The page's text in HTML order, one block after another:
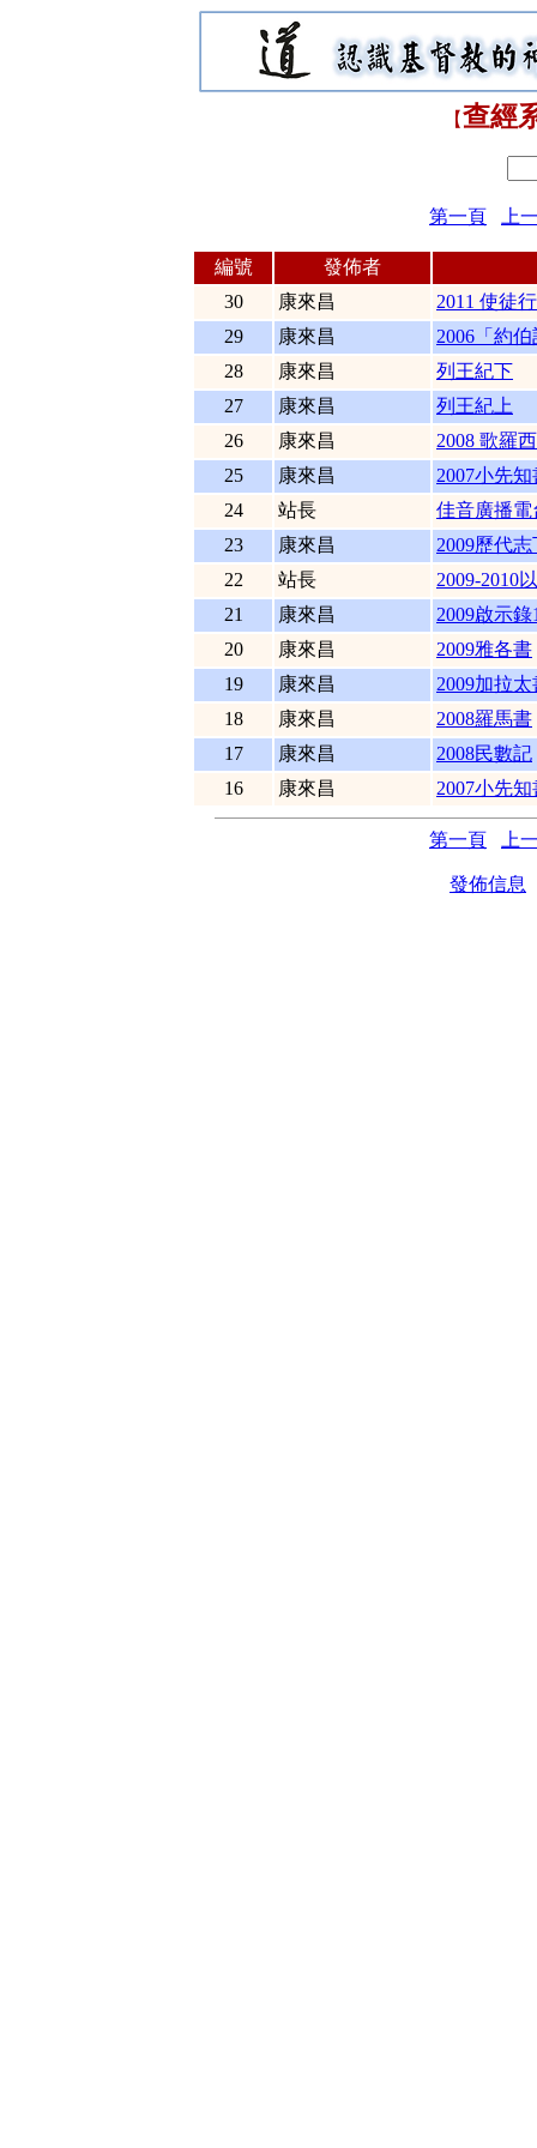
【查經
第一頁 上
編號
發佈者
30
康來昌
2011 使徒
29
康來昌
2006「約
28
康來昌
列王紀下
27
康來昌
列王紀上
26
康來昌
2008 歌羅
25
康來昌
2007小先知
24
站長
佳音廣播
23
康來昌
2009歷代志
22
站長
2009-2010
21
康來昌
2009啟示錄
20
康來昌
2009雅各書
19
康來昌
2009加拉太
18
康來昌
2008羅馬書
17
康來昌
2008民數記
16
康來昌 2007小先知
第一頁 上
發佈信息